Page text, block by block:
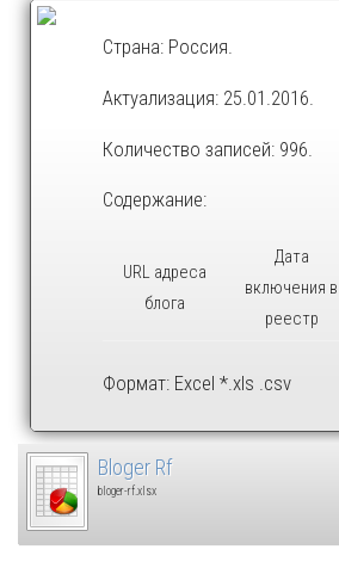
Страна: Россия.
Актуализация: 25.01.2016.
Количество записей: 996.
Содержание:
URL адреса
блога
Дата
включения в
реестр
Формат: Excel *.xls .csv
Bloger Rf
bloger-rf.xlsx